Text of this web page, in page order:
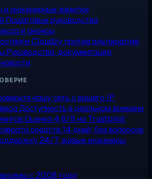
и инженерные заметки
Пошаговые руководства
и анонсы
Cloudzy против альтернатив
Руководства, документация,
нашу сеть с вашего IP
Доступность в реальном времени
Оценка 4,6/5 на Trustpilot
средств14 дней, без вопросов
24/7, живые инженеры
с 2008 года